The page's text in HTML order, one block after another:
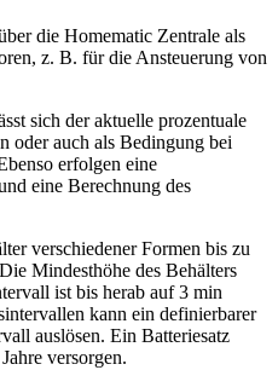
die Homematic Zentrale als
z. B. für die Ansteuerung von
sich der aktuelle prozentuale
oder auch als Bedingung bei
erfolgen eine
eine Berechnung des
verschiedener Formen bis zu
Mindesthöhe des Behälters
ist bis herab auf 3 min
kann ein definierbarer
auslösen. Ein Batteriesatz
versorgen.